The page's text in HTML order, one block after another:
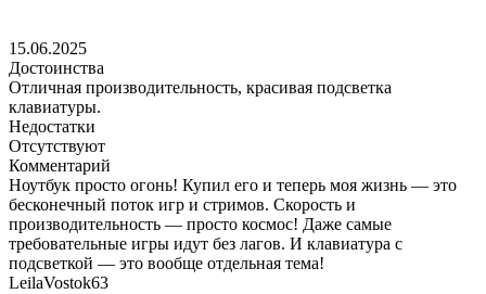
15.06.2025
Достоинства
Отличная производительность, красивая подсветка
клавиатуры.
Недостатки
Отсутствуют
Комментарий
Ноутбук просто огонь! Купил его и теперь моя жизнь — это
бесконечный поток игр и стримов. Скорость и
производительность — просто космос! Даже самые
требовательные игры идут без лагов. И клавиатура с
подсветкой — это вообще отдельная тема!
LeilaVostok63